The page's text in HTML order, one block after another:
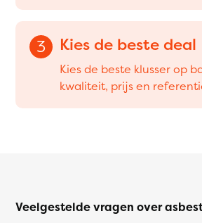
3 Kies de beste deal
Kies de beste klusser op
kwaliteit, prijs en
Veelgestelde vragen over